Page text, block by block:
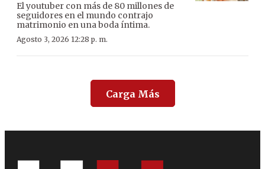
El youtuber con más de 80 millones de
seguidores en el mundo contrajo
matrimonio en una boda íntima.
Agosto 3, 2026 12:28 p. m.
Carga Más